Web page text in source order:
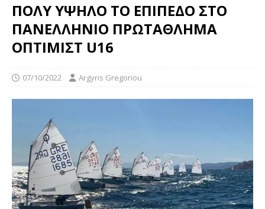
ΠΟΛΥ ΥΨΗΛΟ ΤΟ ΕΠΙΠΕΔΟ ΣΤΟ
ΠΑΝΕΛΛΗΝΙΟ ΠΡΩΤΑΘΛΗΜΑ
ΟΠΤΙΜΙΣΤ U16
07/10/2022 Argyris Gregoriou